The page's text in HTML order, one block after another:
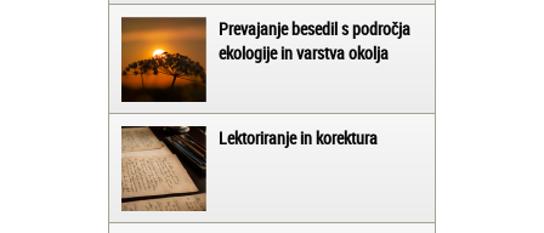
Prevajanje besedil s področja
ekologije in varstva okolja
Lektoriranje in korektura